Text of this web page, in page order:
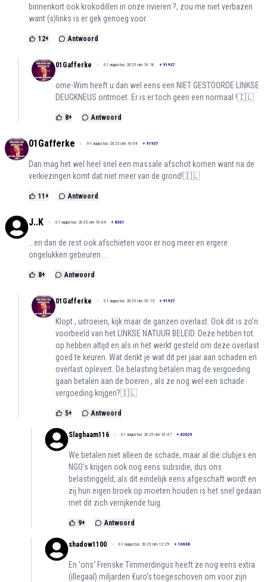
binnenkort ook krokodillen in onze rivieren ?, zou me niet verbazen
want (s)links is er gek genoeg voor.
12+ Antwoord
01Gafferke 01 augustus 2025 om 10:18 + 91937
ome-Wim heeft u dan wel eens een NIET GESTOORDE LINKSE
DEUGKNEUS ontmoet. Er is er toch geen een normaal !🇮🇱
8+ Antwoord
01Gafferke 01 augustus 2025 om 10:04 + 91937
Dan mag het wel heel snel een massale afschot komen want na de
verkiezingen komt dat niet meer van de grond!🇮🇱
11+ Antwoord
J..K 01 augustus 2025 om 10:04 + 8301
...en dan de rest ook afschieten voor er nog meer en ergere
ongelukken gebeuren....
8+ Antwoord
01Gafferke 01 augustus 2025 om 10:15 + 91937
Klopt , uitroeien, kijk maar de ganzen overlast. Ook dit is zo’n
voorbeeld van het LINKSE NATUUR BELEID. Deze hebben tot
op hebben altijd en als in het werkt gesteld om deze overlast
goed te keuren. Wat denkt je wat dit per jaar aan schaden en
overlast oplevert. De belasting betalen mag de vergoeding
gaan betalen aan de boeren , als ze nog wel een schade
vergoeding krijgen?🇮🇱
5+ Antwoord
Slaghaam116 01 augustus 2025 om 10:47 + 62629
We betalen niet alleen de schade, maar al die clubjes en
NGO’s krijgen ook nog eens subsidie, dus ons
belastinggeld, als dit eindelijk eens afgeschaft wordt en
zij hun eigen broek op moeten houden is het snel gedaan
met dit zich verrijkende tuig.
9+ Antwoord
shadow1100 01 augustus 2025 om 12:29 + 10638
En 'ons' Frenske Timmerdingus heeft ze nog eens extra
(illegaal) miljarden €uro's toegeschoven om voor zijn